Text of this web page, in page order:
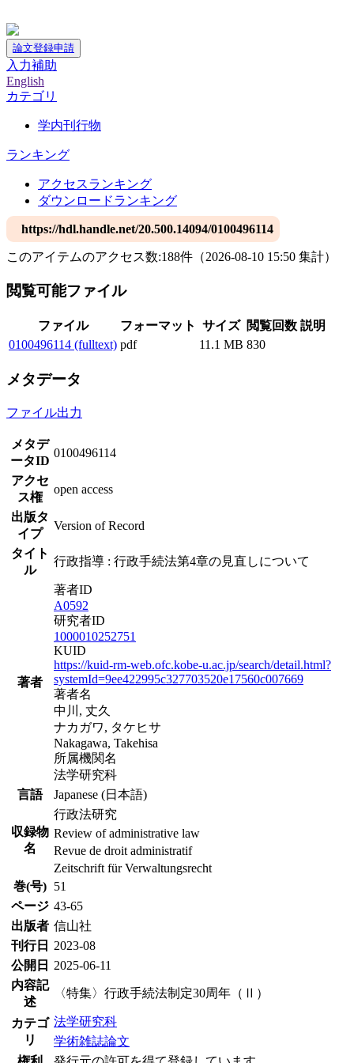
論文登録申請
入力補助
English
カテゴリ
学内刊行物
ランキング
アクセスランキング
ダウンロードランキング
https://hdl.handle.net/20.500.14094/0100496114
このアイテムのアクセス数:188件 （2026-08-10 15:50 集計）
閲覧可能ファイル
ファイル フォーマット サイズ 閲覧回数 説明
0100496114 (fulltext) pdf 11.1 MB 830
メタデータ
ファイル出力
メタデ
ータID
0100496114
アクセ
ス権
open access
出版タ
イプ
Version of Record
タイト
ル
行政指導 : 行政手続法第4章の見直しについて
著者
著者ID
A0592
研究者ID
1000010252751
KUID
https://kuid-rm-web.ofc.kobe-u.ac.jp/search/detail.html?
systemId=9ee422995c327703520e17560c007669
著者名
中川, 丈久
ナカガワ, タケヒサ
Nakagawa, Takehisa
所属機関名
法学研究科
言語
Japanese (日本語)
収録物
名
行政法研究
Review of administrative law
Revue de droit administratif
Zeitschrift für Verwaltungsrecht
巻(号)
51
ページ 43-65
出版者 信山社
刊行日
2023-08
公開日
2025-06-11
内容記
述
〈特集〉行政手続法制定30周年（Ⅱ）
カテゴ
リ
法学研究科
学術雑誌論文